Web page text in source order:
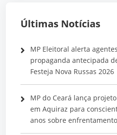
Últimas Notícias
MP Eleitoral alerta
propaganda antecipada
Festeja Nova Russas 2026
MP do Ceará lança
em Aquiraz para
anos sobre